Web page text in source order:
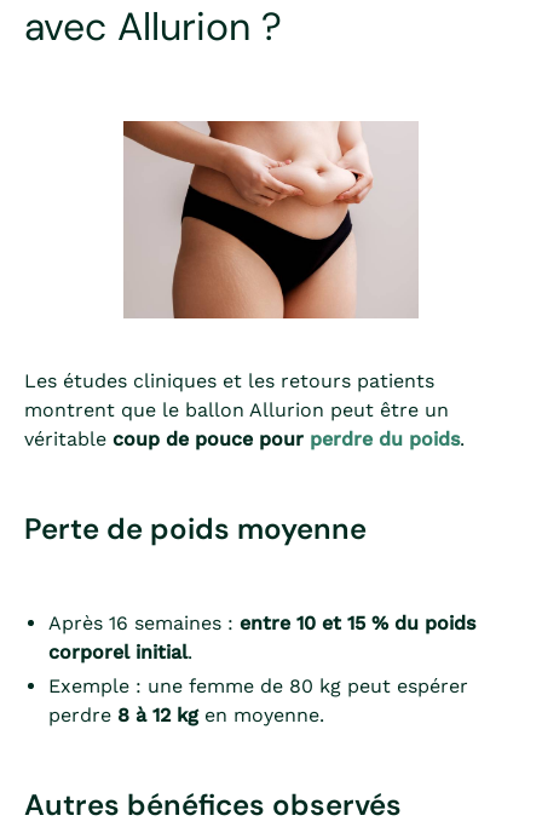
avec Allurion ?
Les études cliniques et les retours patients
montrent que le ballon Allurion peut être un
véritable coup de pouce pour perdre du poids.
Perte de poids moyenne
Après 16 semaines : entre 10 et 15 % du poids
corporel initial.
Exemple : une femme de 80 kg peut espérer
perdre 8 à 12 kgen moyenne.
Autres bénéfices observés